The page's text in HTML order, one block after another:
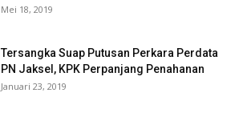
Mei 18, 2019
Tersangka Suap Putusan Perkara Perdata
PN Jaksel, KPK Perpanjang Penahanan
Januari 23, 2019